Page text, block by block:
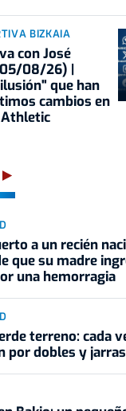
BIZKAIA
con José
08/26) |
que han
cambios en
a un recién
que su madre
una hemorragia
terreno: cada
por dobles y jarras